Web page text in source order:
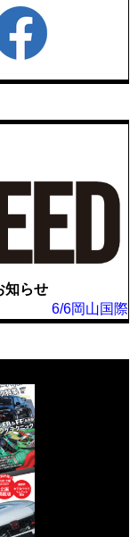
知らせ
6/6岡山国際